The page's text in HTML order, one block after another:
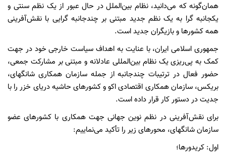
همان‌گونه که می‌دانید، نظام بین‌الملل در حال عبور از یک نظم سنتی و
یکجانبه گرا به یک نظم جدید مبتنی بر چندجانبه گرایی با نقش‌آفرینی
همه کشور‌ها و بازیگران جدید است.
جمهوری اسلامی ایران، با عنایت به اهداف سیاست خارجی خود در جهت
کمک به پی‌ریزی یک نظام بین‌المللی عادلانه و مبتنی بر مشارکت جمعی،
حضور فعال در ترتیبات چندجانبه از جمله سازمان همکاری شانگهای،
بریکس، سازمان همکاری اقتصادی اکو و کشور‌های حاشیه دریای خزر را با
جدیت در دستور کار قرار داده است.
برای نقش‌آفرینی در نظم نوین جهانی جهت همکاری با کشور‌های عضو
سازمان شانگهای، محور‌های زیر را تأکید می‌نماییم:
اول: کریدورها؛